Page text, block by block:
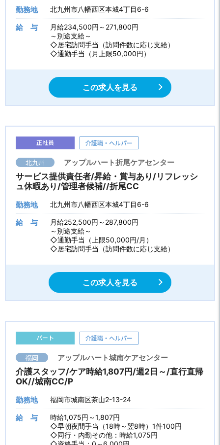
勤務地 北九州市八幡西区本城4丁目6-6
給 与
月給234,500円～271,800円
～別途支給～
◇居宅訪問手当（訪問件数に応じ支給）
◇通勤手当（月上限50,000円）
この求人を見る
正社員 介護職・ヘルパー
北九州 アップルハート折尾ケアセンター
サービス提供責任者/昇給・賞与あり/リフレッシ
ュ休暇あり/管理者候補//折尾CC
勤務地 北九州市八幡西区本城4丁目6-6
給 与
月給252,500円～287,800円
～別途支給～
◇通勤手当（上限50,000円/月）
◇居宅訪問手当（訪問件数に応じ支給）
この求人を見る
パート 介護職・ヘルパー
福岡 アップルハート城南ケアセンター
介護スタッフ/ケア時給1,807円/週2日～/直行直帰
OK//城南CC/P
勤務地 福岡市城南区茶山2-13-24
給 与
時給1,075円～1,807円
◇早朝夜間手当（18時～翌8時）1件100円
◇同行・内勤その他：時給1,075円